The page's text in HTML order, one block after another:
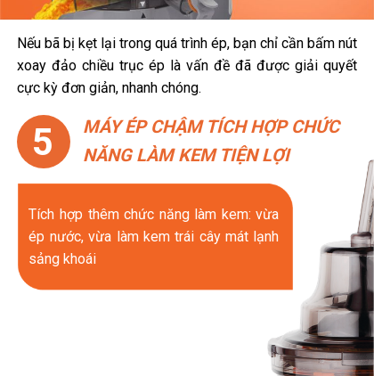
Nếu bã bị kẹt lại trong quá trình ép, bạn chỉ cần bấm nút
xoay đảo chiều trục ép là vấn đề đã được giải quyết
cực kỳ đơn giản, nhanh chóng.
MÁY ÉP CHẬM TÍCH HỢP CHỨC
NĂNG LÀM KEM TIỆN LỢI
Tích hợp thêm chức năng làm kem: vừa
ép nước, vừa làm kem trái cây mát lạnh
sảng khoái
5